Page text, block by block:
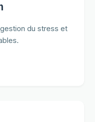
du stress et